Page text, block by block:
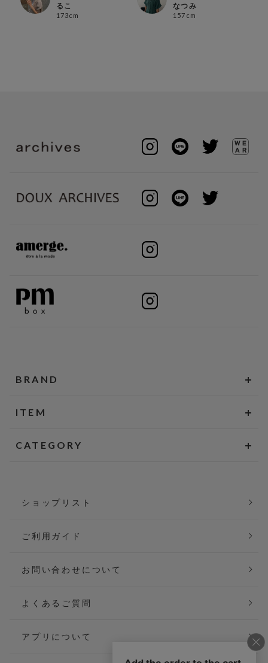
るこ
173cm
なつみ
157cm
BRAND
ITEM
CATEGORY
ショップリスト
ご利用ガイド
お問い合わせについて
よくあるご質問
アプリについて